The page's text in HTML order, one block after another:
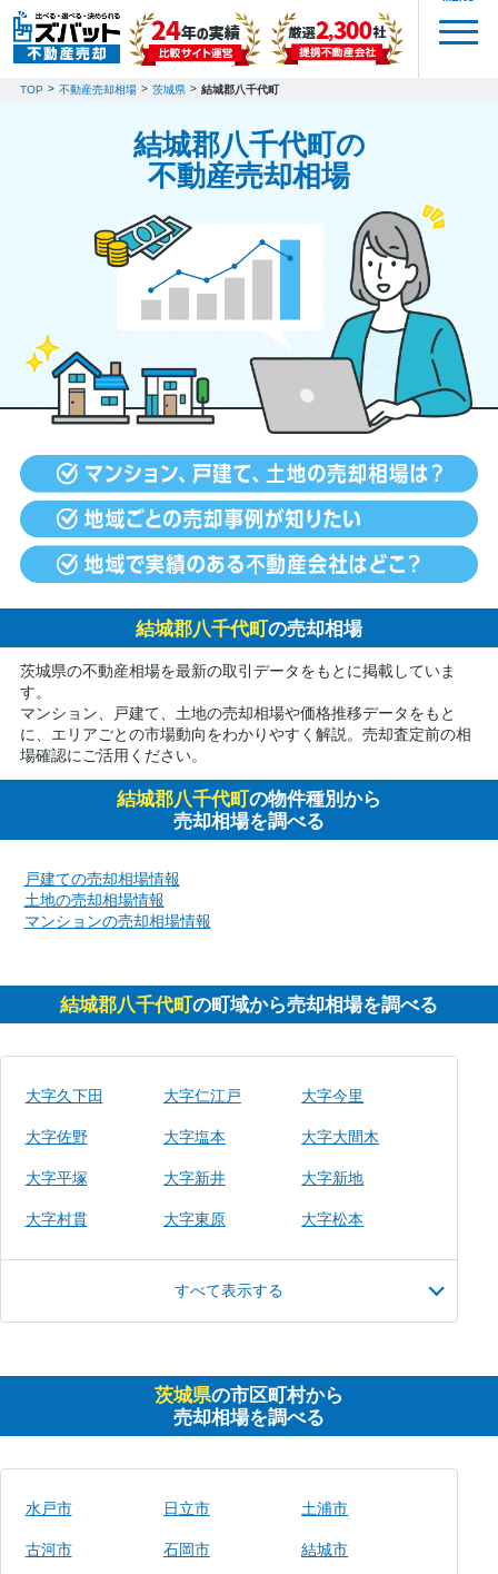
TOP 不動産売却相場 茨城県 結城郡八千代町
結城郡八千代町の
不動産売却相場
結城郡八千代町の売却相場
茨城県の不動産相場を最新の取引データをもとに掲載していま
す。
マンション、戸建て、土地の売却相場や価格推移データをもと
に、エリアごとの市場動向をわかりやすく解説。売却査定前の相
場確認にご活用ください。
結城郡八千代町の物件種別から
売却相場を調べる
戸建ての売却相場情報
土地の売却相場情報
マンションの売却相場情報
結城郡八千代町 の町域から売却相場を調べる
大字久下田 大字仁江戸 大字今里
大字佐野 大字塩本 大字大間木
大字平塚 大字新井 大字新地
大字村貫 大字東原 大字松本
すべて表示する
茨城県の市区町村から
売却相場を調べる
水戸市 日立市 土浦市
古河市 石岡市 結城市